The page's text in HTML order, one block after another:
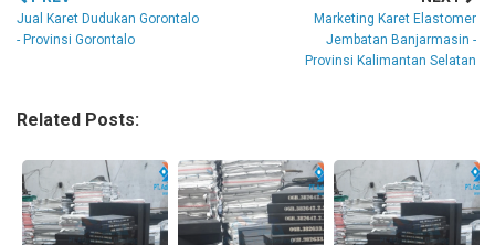
Jual Karet Dudukan Gorontalo
- Provinsi Gorontalo
Marketing Karet Elastomer
Jembatan Banjarmasin -
Provinsi Kalimantan Selatan
Related Posts: